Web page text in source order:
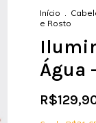
Início .
e Rosto
Água